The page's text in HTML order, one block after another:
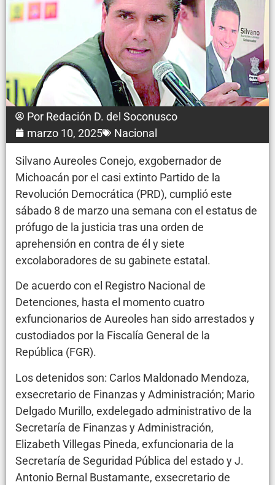
Por Redación D. del Soconusco
marzo 10, 2025
Nacional
Silvano Aureoles Conejo, exgobernador de
Michoacán por el casi extinto Partido de la
Revolución Democrática (PRD), cumplió este
sábado 8 de marzo una semana con el estatus de
prófugo de la justicia tras una orden de
aprehensión en contra de él y siete
excolaboradores de su gabinete estatal.
De acuerdo con el Registro Nacional de
Detenciones, hasta el momento cuatro
exfuncionarios de Aureoles han sido arrestados y
custodiados por la Fiscalía General de la
República (FGR).
Los detenidos son: Carlos Maldonado Mendoza,
exsecretario de Finanzas y Administración; Mario
Delgado Murillo, exdelegado administrativo de la
Secretaría de Finanzas y Administración,
Elizabeth Villegas Pineda, exfuncionaria de la
Secretaría de Seguridad Pública del estado y J.
Antonio Bernal Bustamante, exsecretario de